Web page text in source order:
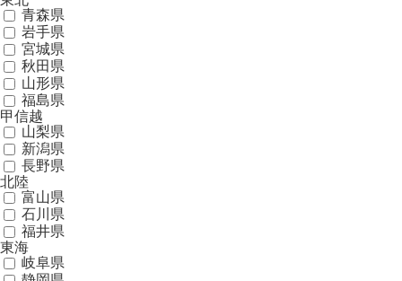
青森県
岩手県
宮城県
秋田県
山形県
福島県
甲信越
山梨県
新潟県
長野県
北陸
富山県
石川県
福井県
東海
岐阜県